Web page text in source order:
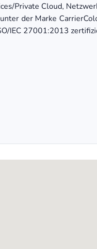
Private Cloud,
der Marke
IEC 27001:2013